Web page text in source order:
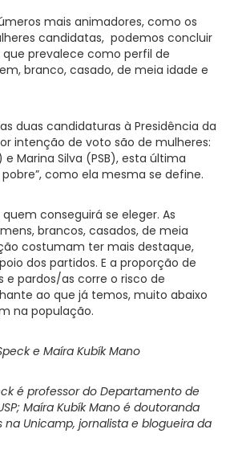
mais animadores, como os
candidatas, podemos concluir
prevalece como perfil de
branco, casado, de meia idade e
duas candidaturas à Presidência da
intenção de voto são de mulheres:
Marina Silva (PSB), esta última
como ela mesma se define.
conseguirá se eleger. As
brancos, casados, de meia
costumam ter mais destaque,
dos partidos. E a proporção de
e pardos/as corre o risco de
ao que já temos, muito abaixo
na população.
e Maíra Kubík Mano
é professor do Departamento de
Maíra Kubík Mano é doutoranda
na Unicamp, jornalista e blogueira da